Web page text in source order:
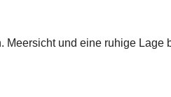
und eine ruhige Lage